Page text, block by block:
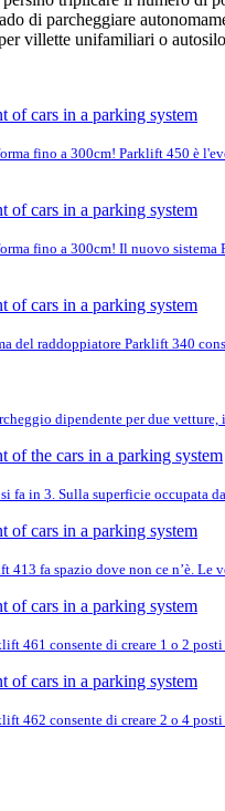
di parcheggiare
villette unifamiliari o
fino a 300cm! Parklift 450 è
fino a 300cm! Il nuovo
del raddoppiatore Parklift 340
dipendente per due vetture,
fa in 3. Sulla superficie occupata
413 fa spazio dove non ce n’è.
461 consente di creare 1 o 2
462 consente di creare 2 o 4